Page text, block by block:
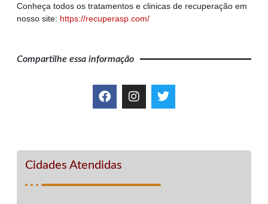
Conheça todos os tratamentos e clinicas de recuperação em
nosso site: https://recuperasp.com/
Compartilhe essa informação
Cidades Atendidas